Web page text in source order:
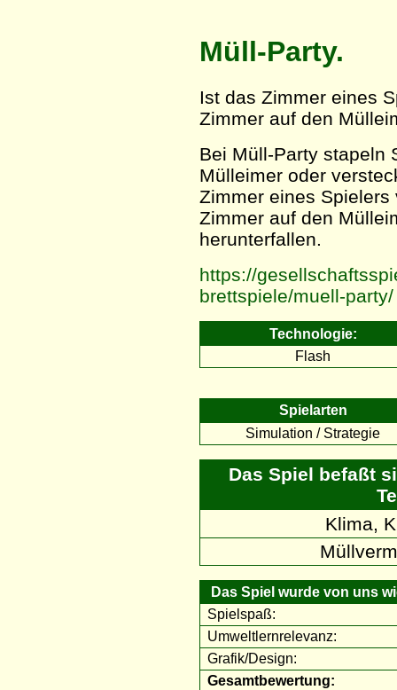
Müll-Party.
Ist das Zimmer eines
Zimmer auf den
Bei Müll-Party stapeln
Mülleimer oder
Zimmer eines
Zimmer auf den
herunterfallen.
https://
brettspiele/muell-party/
Technologie:
Flash
Spielarten
Simulation / Strategie
Das Spiel befaßt
Klima,
Das Spiel wurde von uns
Spielspaß:
Umweltlernrelevanz:
Grafik/Design:
Gesamtbewertung: